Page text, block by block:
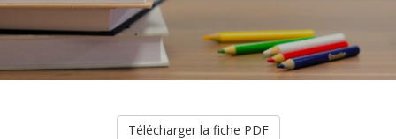
Télécharger la fiche PDF